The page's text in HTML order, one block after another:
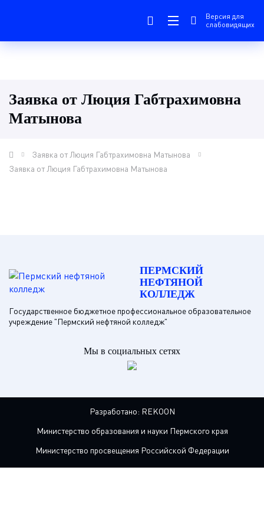
Версия для
слабовидящих
Заявка от Люция Габтрахимовна
Матынова
Заявка от Люция Габтрахимовна Матынова
Заявка от Люция Габтрахимовна Матынова
ПЕРМСКИЙ
НЕФТЯНОЙ
КОЛЛЕДЖ
Государственное бюджетное профессиональное образовательное
учреждение "Пермский нефтяной колледж"
Мы в социальных сетях
Разработано: REKOON
Министерство образования и науки Пермского края
Министерство просвещения Российской Федерации